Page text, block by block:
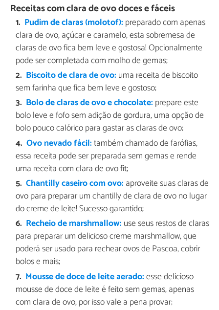
Receitas com clara de ovo doces e fáceis
Pudim de claras (molotof): preparado com apenas
clara de ovo, açúcar e caramelo, esta sobremesa de
claras de ovo fica bem leve e gostosa! Opcionalmente
pode ser completada com molho de gemas;
Biscoito de clara de ovo: uma receita de biscoito
sem farinha que fica bem leve e gostoso;
Bolo de claras de ovo e chocolate: prepare este
bolo leve e fofo sem adição de gordura, uma opção de
bolo pouco calórico para gastar as claras de ovo;
Ovo nevado fácil:também chamado de farófias,
essa receita pode ser preparada sem gemas e rende
uma receita com clara de ovo fit;
Chantilly caseiro com ovo: aproveite suas claras de
ovo para preparar um chantilly de clara de ovo no lugar
do creme de leite! Sucesso garantido;
Recheio de marshmallow: use seus restos de claras
para preparar um delicioso creme marshmallow, que
poderá ser usado para rechear ovos de Pascoa, cobrir
bolos e mais;
Mousse de doce de leite aerado:esse delicioso
mousse de doce de leite é feito sem gemas, apenas
com clara de ovo, por isso vale a pena provar;